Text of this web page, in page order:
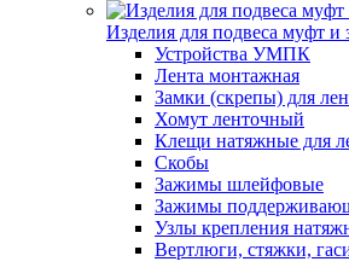
Изделия для подвеса муфт и
Устройства УМПК
Лента монтажная
Замки (скрепы) для
Хомут ленточный
Клещи натяжные для
Скобы
Зажимы шлейфовые
Зажимы
Узлы крепления
Вертлюги, стяжки,